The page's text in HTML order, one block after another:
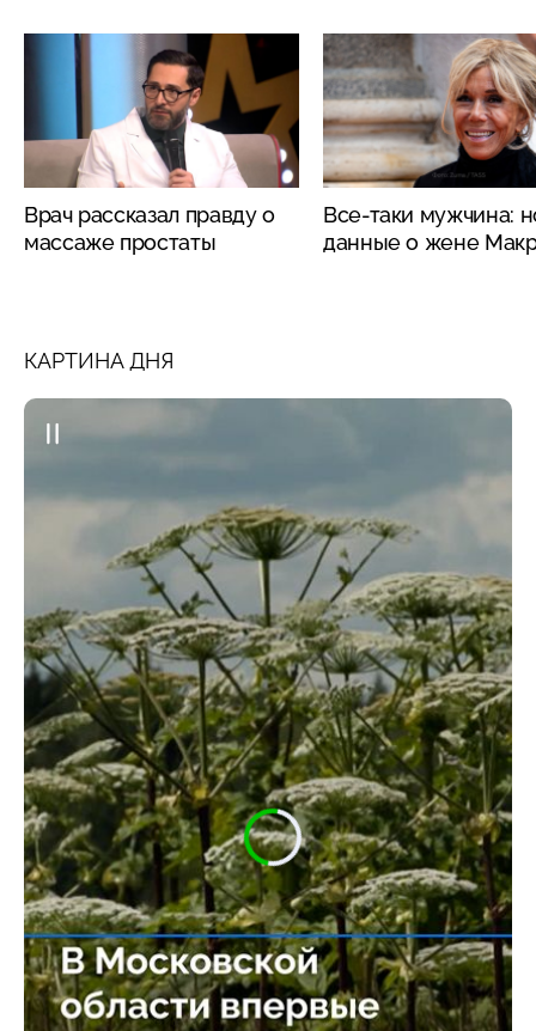
Врач рассказал правду о
массаже простаты
Все-таки мужчина:
данные о жене
КАРТИНА ДНЯ